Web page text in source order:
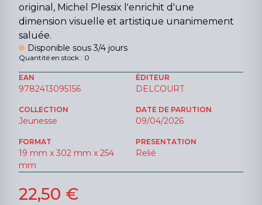
original, Michel Plessix l'enrichit d'une
dimension visuelle et artistique unanimement
saluée.
Disponible sous 3/4 jours
Quantité en stock : 0
EAN
9782413095156
ÉDITEUR
DELCOURT
COLLECTION
Jeunesse
DATE DE PARUTION
09/04/2026
FORMAT
19 mm x 302 mm x 254
mm
PRESENTATION
Relié
22,50 €